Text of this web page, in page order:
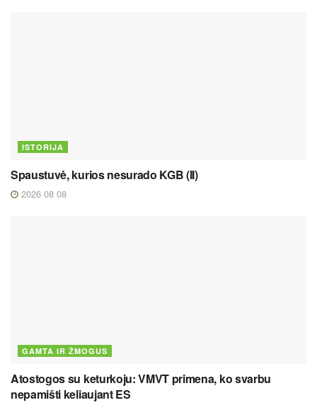
ISTORIJA
Spaustuvė, kurios nesurado KGB (II)
2026 08 08
GAMTA IR ŽMOGUS
Atostogos su keturkoju: VMVT primena, ko svarbu
nepamišti keliaujant ES